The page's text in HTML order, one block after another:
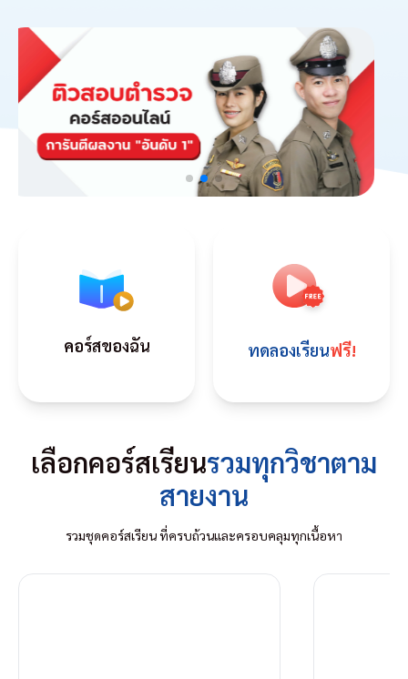
คอร์สของฉัน ทดลองเรียนฟรี!
เลือกคอร์สเรียนรวมทุกวิชาตาม
สายงาน
รวมชุดคอร์สเรียน ที่ครบถ้วนและครอบคลุมทุกเนื้อหา